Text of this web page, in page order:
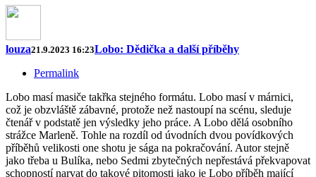
louza21.9.2023 16:23Lobo: Dědička a další příběhy
Permalink
Lobo masí masiče takřka stejného formátu. Lobo masí v márnici,
což je obzvláště zábavné, protože než nastoupí na scénu, sleduje
čtenář v podstatě jen výsledky jeho práce. A Lobo dělá osobního
strážce Marleně. Tohle na rozdíl od úvodních dvou povídkových
příběhů velikosti one shotu je sága na pokračování. Autor stejně
jako třeba u Bulíka, nebo Sedmi zbytečných nepřestává překvapovat
schopností narvat do takové pitomosti jako je Lobo příběh mající